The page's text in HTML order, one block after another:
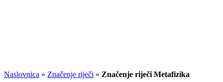
Naslovnica » Značenje riječi » Značenje riječi Metafizika